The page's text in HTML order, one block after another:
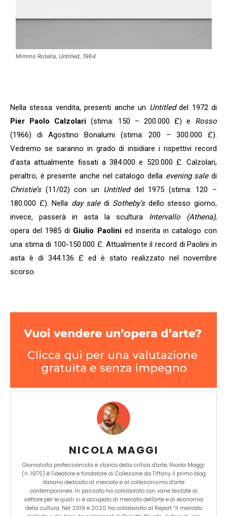
Mimmo Rotella, Untitled, 1964
Nella stessa vendita, presenti anche un Untitleddel 1972 di
Pier Paolo Calzolari (stima: 150 – 200.000 £) e Rosso
(1966) di Agostino Bonalumi (stima: 200 – 300.000 £).
Vedremo se saranno in grado di insidiare i rispettivi record
d’asta attualmente fissati a 384.000 e 520.000 £. Calzolari,
peraltro, è presente anche nel catalogo della evening saledi
Christie’s(11/02) con un Untitleddel 1975 (stima: 120 –
180.000 £). Nella day saledi Sotheby’sdello stesso giorno,
invece, passerà in asta la scultura Intervallo (Athena),
opera del 1985 di Giulio Paolinied inserita in catalogo con
una stima di 100-150.000 £. Attualmente il record di Paolini in
asta è di 344.136 £ ed è stato realizzato nel novembre
scorso.
NICOLA MAGGI
Giornalista professionista e storico della critica d'arte, Nicola Maggi
(n. 1975) è l'ideatore e fondatore di Collezione da Tiffany il primo blog
italiano dedicato al mercato e al collezionismo d’arte
contemporanea. In passato ha collaborato con varie testate di
settore per le quali si è occupato di mercato dell'arte e di economia
della cultura. Nel 2019 e 2020 ha collaborato al Report “Il mercato